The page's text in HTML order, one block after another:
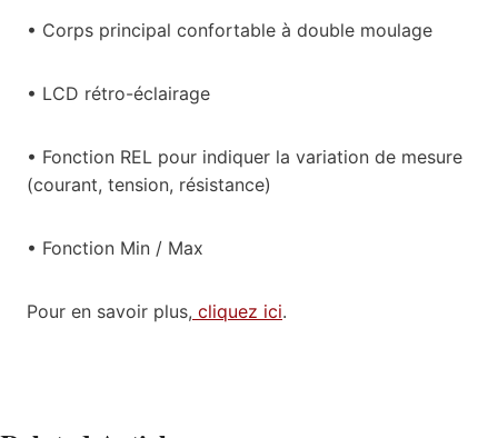
• Corps principal confortable à double moulage
• LCD rétro-éclairage
• Fonction REL pour indiquer la variation de mesure
(courant, tension, résistance)
• Fonction Min / Max
Pour en savoir plus, cliquez ici.